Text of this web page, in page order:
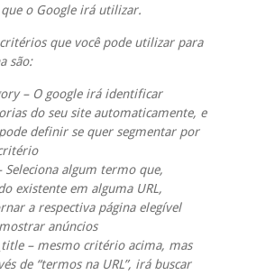
que o Google irá utilizar.
que você pode utilizar para
são:
– O google irá identificar
do seu site automaticamente, e
definir se quer segmentar por
Seleciona algum termo que,
existente em alguma URL,
a respectiva página elegível
anúncios
– mesmo critério acima, mas
de “termos na URL”, irá buscar